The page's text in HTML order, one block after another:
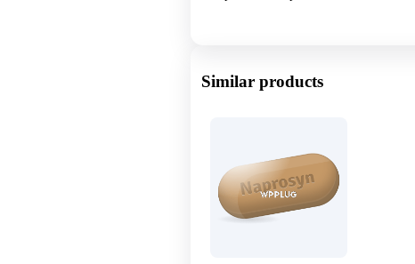
Similar products